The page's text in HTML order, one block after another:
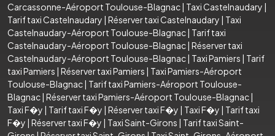
Carcassonne-Aéroport Toulouse-Blagnac| Taxi Castelnaudary |
Tarif taxi Castelnaudary | Réserver taxi Castelnaudary | Taxi
Castelnaudary-Aéroport Toulouse-Blagnac| Tarif taxi
Castelnaudary-Aéroport Toulouse-Blagnac| Réserver taxi
Castelnaudary-Aéroport Toulouse-Blagnac| Taxi Pamiers | Tarif
taxi Pamiers | Réserver taxi Pamiers | Taxi Pamiers-Aéroport
Toulouse-Blagnac| Tarif taxi Pamiers-Aéroport Toulouse-
Blagnac| Réserver taxi Pamiers-Aéroport Toulouse-Blagnac|
Taxi F�y | Tarif taxi F�y | Réserver taxi F�y | Taxi F�y | Tarif taxi
F�y | Réserver taxi F�y | Taxi Saint-Girons | Tarif taxi Saint-